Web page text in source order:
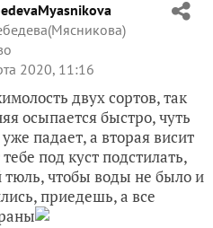
2020, 11:16
двух сортов, так
осыпается быстро, чуть
падает, а вторая висит
под куст подстилать,
тюль, чтобы воды не было и
приедешь, а все